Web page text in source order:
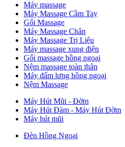
Máy massage
Máy Massage Cầm Tay
Gối Massage
Máy Massage Chân
Máy Massage Trị Liệu
Máy massage xung điện
Gối massage hồng ngoại
Nệm massage toàn thân
Máy đấm lưng hồng ngoại
Nệm Massage
Máy Hút Mũi - Đờm
Máy Hút Đàm - Máy Hút Đờm
Máy hút mũi
Đèn Hồng Ngoại